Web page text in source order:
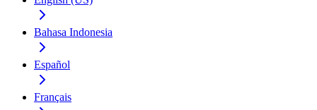
Bahasa Indonesia
Español
Français